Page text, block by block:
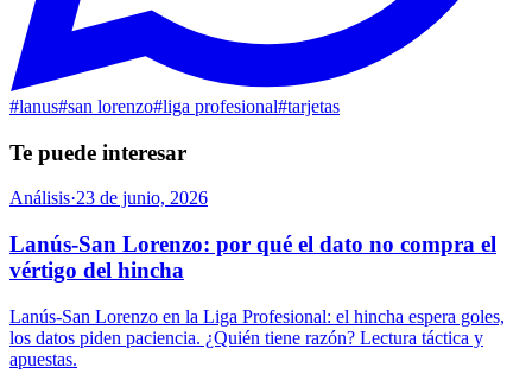
#lanus#san lorenzo#liga profesional#tarjetas
Te puede interesar
Análisis·23 de junio, 2026
Lanús-San Lorenzo: por qué el dato no compra el
vértigo del hincha
Lanús-San Lorenzo en la Liga Profesional: el hincha espera goles,
los datos piden paciencia. ¿Quién tiene razón? Lectura táctica y
apuestas.